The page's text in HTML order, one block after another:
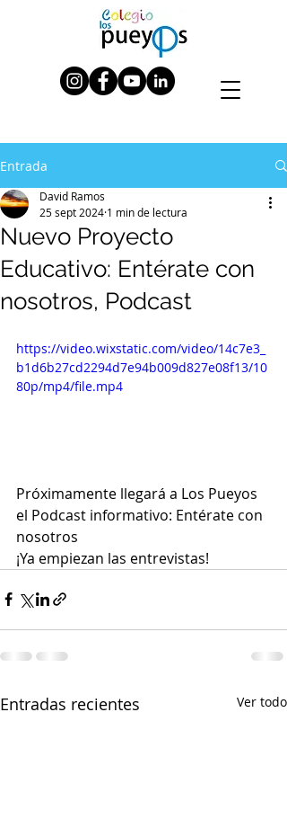
Entrada
Nuevo Proyecto
Educativo: Entérate con
nosotros, Podcast
David Ramos
25 sept 2024 1 min de lectura
https://video.wixstatic.com/video/14c7e3_
b1d6b27cd2294d7e94b009d827e08f13/10
80p/mp4/file.mp4
Próximamente llegará a Los Pueyos
el Podcast informativo: Entérate con
nosotros
¡Ya empiezan las entrevistas!
Entradas recientes Ver todo